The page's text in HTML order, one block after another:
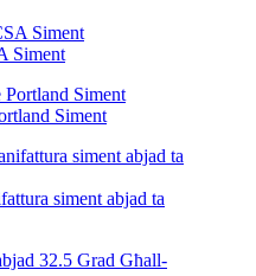
Siment
Siment
siment abjad ta